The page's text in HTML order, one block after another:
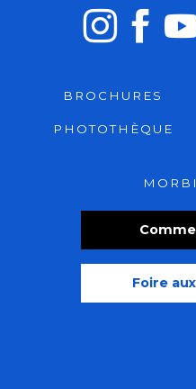
Foire
BROCHURES
PHOTOTHÈQUE